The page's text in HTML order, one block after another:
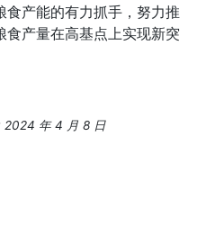
产能的有力抓手，努力推
产量在高基点上实现新突
2024 年 4 月 8 日